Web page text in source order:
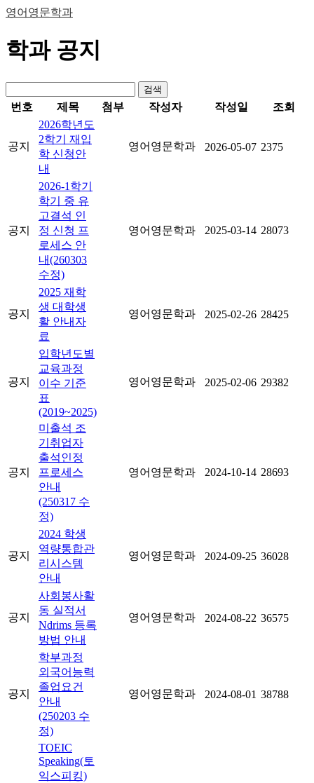
영어영문학과
학과 공지
검색
번호 제목 첨부 작성자 작성일 조회
공지
2026학년도
2학기 재입
학 신청안
내
영어영문학과 2026-05-07 2375
공지
2026-1학기
학기 중 유
고결석 인
정 신청 프
로세스 안
내(260303
수정)
영어영문학과 2025-03-14 28073
공지
2025 재학
생 대학생
활 안내자
료
영어영문학과 2025-02-26 28425
공지
입학년도별
교육과정
이수 기준
표
(2019~2025)
영어영문학과 2025-02-06 29382
공지
미출석 조
기취업자
출석인정
프로세스
안내
(250317 수
정)
영어영문학과 2024-10-14 28693
공지
2024 학생
역량통합관
리시스템
안내
영어영문학과 2024-09-25 36028
공지
사회봉사활
동 실적서
Ndrims 등록
방법 안내
영어영문학과 2024-08-22 36575
공지
학부과정
외국어능력
졸업요건
안내
(250203 수
정)
영어영문학과 2024-08-01 38788
TOEIC
Speaking(토
익스피킹)